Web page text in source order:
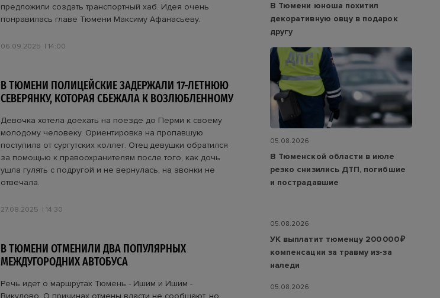
предложили создать транспортный хаб. Идея очень
понравилась главе Тюмени Максиму Афанасьеву.
06.09.2025 14:00
В ТЮМЕНИ ПОЛИЦЕЙСКИЕ ЗАДЕРЖАЛИ 17-ЛЕТНЮЮ
СЕВЕРЯНКУ, КОТОРАЯ СБЕЖАЛА К ВОЗЛЮБЛЕННОМУ
Девочка хотела доехать на поезде до Перми к своему
молодому человеку. Ориентировка на пропавшую
поступила от сургутских коллег. Отец девушки обратился
за помощью к правоохранителям после того, как дочь
ушла гулять с подругой и не вернулась, на звонки не
отвечала.
27.08.2025 14:30
В ТЮМЕНИ ОТМЕНИЛИ ДВА ПОПУЛЯРНЫХ
МЕЖДУГОРОДНИХ АВТОБУСА
Речь идет о маршрутах Тюмень - Ишим и Ишим -
Викулово. О причинах отмены власти не сообщают, но
В Тюмени юноша похитил
декоративную овцу в подарок
другу
05.08.2026
В Тюменской области в июле
резко снизились ДТП, погибшие
и пострадавшие
05.08.2026
УК выплатит тюменцу 200 000 ₽
компенсации за травму из-за
наледи
05.08.2026